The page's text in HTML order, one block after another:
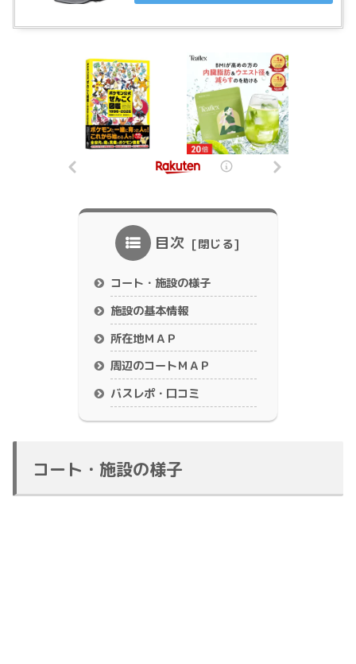
目次
コート・施設の様子
施設の基本情報
所在地ＭＡＰ
周辺のコートＭＡＰ
バスレポ・口コミ
コート・施設の様子